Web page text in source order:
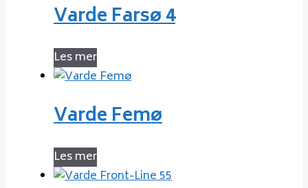
Varde Farsø 4
Les mer
Varde Femø
Les mer